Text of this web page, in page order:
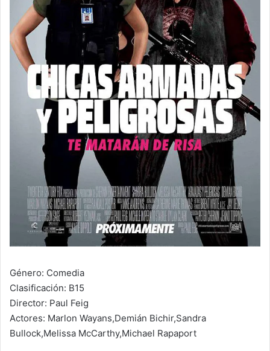
Género: Comedia
Clasificación: B15
Director: Paul Feig
Actores: Marlon Wayans,Demián Bichir,Sandra
Bullock,Melissa McCarthy,Michael Rapaport